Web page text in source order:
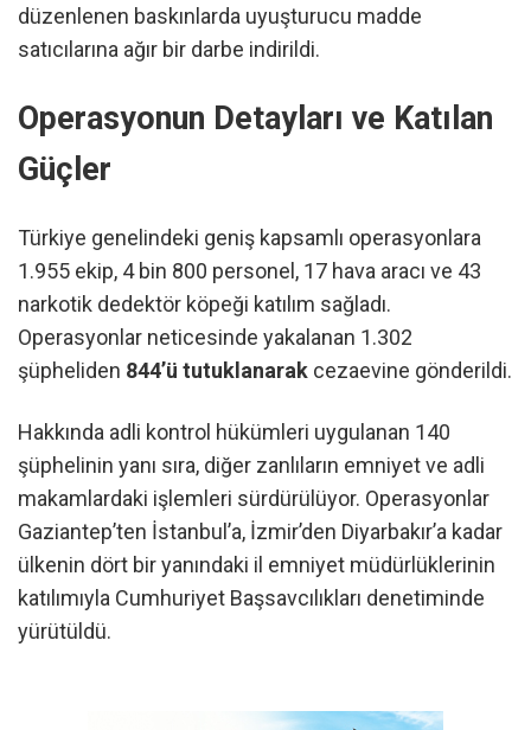
düzenlenen baskınlarda uyuşturucu madde
satıcılarına ağır bir darbe indirildi.
Operasyonun Detayları ve Katılan
Güçler
Türkiye genelindeki geniş kapsamlı operasyonlara
1.955 ekip, 4 bin 800 personel, 17 hava aracı ve 43
narkotik dedektör köpeği katılım sağladı.
Operasyonlar neticesinde yakalanan 1.302
şüpheliden 844’ü tutuklanarak cezaevine gönderildi.
Hakkında adli kontrol hükümleri uygulanan 140
şüphelinin yanı sıra, diğer zanlıların emniyet ve adli
makamlardaki işlemleri sürdürülüyor. Operasyonlar
Gaziantep’ten İstanbul’a, İzmir’den Diyarbakır’a kadar
ülkenin dört bir yanındaki il emniyet müdürlüklerinin
katılımıyla Cumhuriyet Başsavcılıkları denetiminde
yürütüldü.